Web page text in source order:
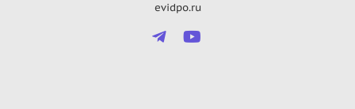
evidpo.ru